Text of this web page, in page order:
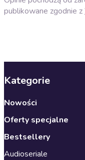
publikowane zgodnie z
Kategorie
Nowości
Oferty specjalne
Bestsellery
Audioseriale